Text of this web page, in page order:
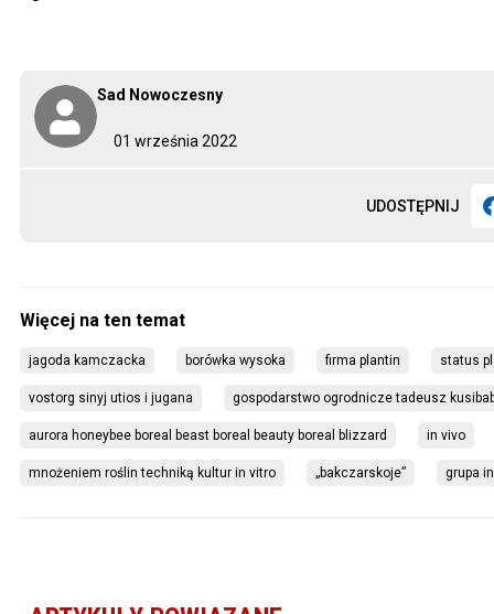
01 września 2022
Sad Nowoczesny
UDOSTĘPNIJ
jagoda kamczacka borówka wysoka firma plantin status
vostorg sinyj utios i jugana gospodarstwo ogrodnicze tadeusz
aurora honeybee boreal beast boreal beauty boreal blizzard in vivo
mnożeniem roślin techniką kultur in vitro „bakczarskoje” grupa